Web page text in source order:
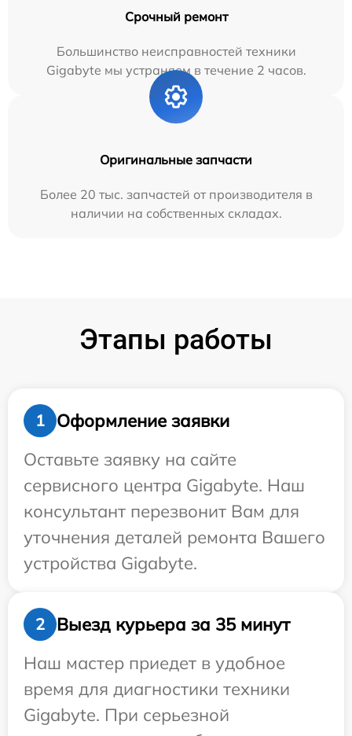
Срочный ремонт
Большинство неисправностей техники
Gigabyte мы устраняем в течение 2 часов.
Оригинальные запчасти
Более 20 тыс. запчастей от производителя в
наличии на собственных складах.
Этапы работы
1
Оформление заявки
Оставьте заявку на сайте
сервисного центра Gigabyte. Наш
консультант перезвонит Вам для
уточнения деталей ремонта Вашего
устройства Gigabyte.
2
Выезд курьера за 35 минут
Наш мастер приедет в удобное
время для диагностики техники
Gigabyte. При серьезной